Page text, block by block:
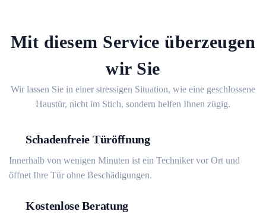
Mit diesem Service überzeugen
wir Sie
Wir lassen Sie in einer stressigen Situation, wie eine geschlossene
Haustür, nicht im Stich, sondern helfen Ihnen zügig.
Schadenfreie Türöffnung
Innerhalb von wenigen Minuten ist ein Techniker vor Ort und
öffnet Ihre Tür ohne Beschädigungen.
Kostenlose Beratung